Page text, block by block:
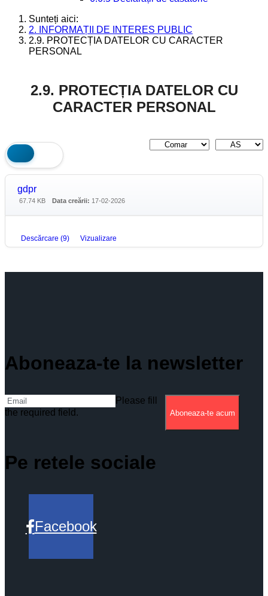
Sunteți aici:
2. INFORMAȚII DE INTERES PUBLIC
2.9. PROTECȚIA DATELOR CU CARACTER
PERSONAL
2.9. PROTECȚIA DATELOR CU
CARACTER PERSONAL
gdpr
67.74 KB Data creării: 17-02-2026
Descărcare (9) Vizualizare
Aboneaza-te la newsletter
Please fill
the required field.
Aboneaza-te acum
Pe retele sociale
Facebook